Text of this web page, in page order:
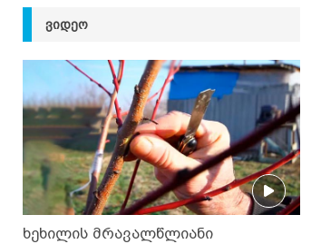
ᲕᲘᲓᲔᲝ
ხეხილის მრავალწლიანი